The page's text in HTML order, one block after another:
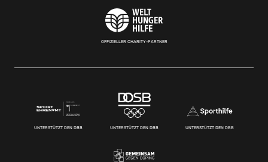
OFFIZIELLER CHARITY-PARTNER
UNTERSTÜTZT DEN DBB UNTERSTÜTZT DEN DBB UNTERSTÜTZT DEN DBB